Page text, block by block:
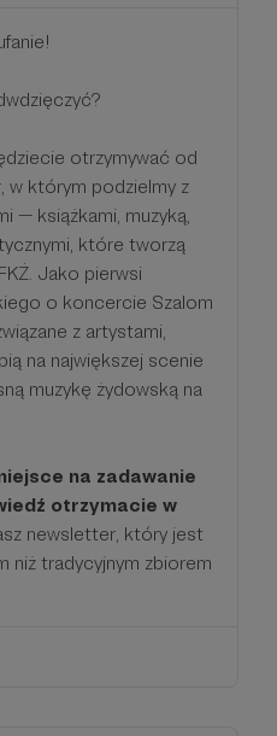
otrzymywać od
w którym podzielmy z
— książkami, muzyką,
które tworzą
Jako pierwsi
o koncercie Szalom
z artystami,
na największej scenie
muzykę żydowską na
na zadawanie
otrzymacie w
newsletter, który jest
niż tradycyjnym zbiorem